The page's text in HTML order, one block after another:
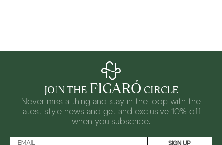
JOIN THE FIGARÓ CIRCLE
Never miss a thing and stay in the loop with the
latest style news and get and exclusive 10% off
when you subscribe.
SIGN UP